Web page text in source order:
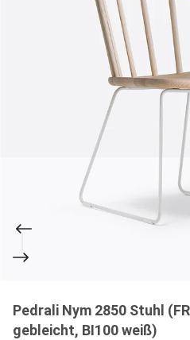
Pedrali Nym 2850 Stuhl
gebleicht, BI100 weiß)